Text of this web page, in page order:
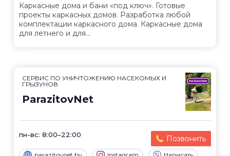
Каркасные дома и бани «под ключ». Готовые
проекты каркасных домов. Разработка любой
комплектации каркасного дома. Каркасные дома
для летнего и для...
СЕРВИС ПО УНИЧТОЖЕНИЮ НАСЕКОМЫХ И
ГРЫЗУНОВ
ParazitovNet
пн-вс: 8:00–22:00 Позвонить